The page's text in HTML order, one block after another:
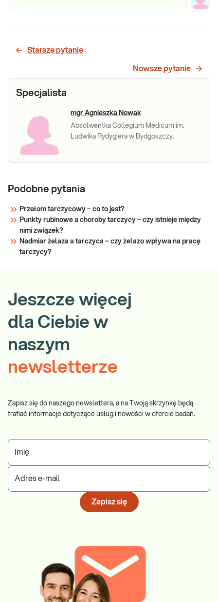
Starsze pytanie
Nowsze pytanie
Specjalista
mgr Agnieszka Nowak
Absolwentka Collegium Medicum im.
Ludwika Rydygiera w Bydgoszczy.
Podobne pytania
Przełom tarczycowy – co to jest?
Punkty rubinowe a choroby tarczycy – czy istnieje między
nimi związek?
Nadmiar żelaza a tarczyca – czy żelazo wpływa na pracę
tarczycy?
Jeszcze więcej
dla Ciebie w
naszym
newsletterze
Zapisz się do naszego newslettera, a na Twoją skrzynkę będą
trafiać informacje dotyczące usług i nowości w ofercie badań.
Imię
Adres e-mail
Zapisz się